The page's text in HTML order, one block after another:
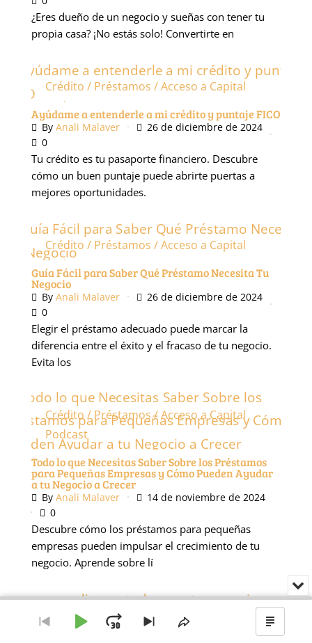
¿Eres dueño de un negocio y sueñas con tener tu
propia casa? ¡No estás solo! Convertirte en
Crédito / Préstamos / Acceso a Capital
Podcast
Ayúdame a entenderle a mi crédito y puntaje FICO
By Anali Malaver
26 de diciembre de 2024
0
Tu crédito es tu pasaporte financiero. Descubre
cómo un buen puntaje puede abrirte puertas a
mejores oportunidades.
Crédito / Préstamos / Acceso a Capital
Podcast
Guía Fácil para Saber Qué Préstamo Necesita Tu
Negocio
By Anali Malaver
26 de diciembre de 2024
0
Elegir el préstamo adecuado puede marcar la
diferencia entre el éxito y el fracaso de tu negocio.
Evita los
Crédito / Préstamos / Acceso a Capital
Podcast
Todo lo que Necesitas Saber Sobre los Préstamos
para Pequeñas Empresas y Cómo Pueden Ayudar
a tu Negocio a Crecer
By Anali Malaver
14 de noviembre de 2024
0
Descubre cómo los préstamos para pequeñas
empresas pueden impulsar el crecimiento de tu
negocio. Aprende sobre lí
Crédito / Préstamos / Acceso a Capital
Audio
Ir
Reproducir
Avanzar
SaltarCompartir
o